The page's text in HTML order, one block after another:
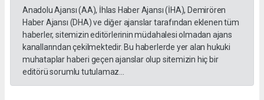
Anadolu Ajansı (AA), İhlas Haber Ajansı (İHA), Demirören
Haber Ajansı (DHA) ve diğer ajanslar tarafından eklenen tüm
haberler, sitemizin editörlerinin müdahalesi olmadan ajans
kanallarından çekilmektedir. Bu haberlerde yer alan hukuki
muhataplar haberi geçen ajanslar olup sitemizin hiç bir
editörü sorumlu tutulamaz...